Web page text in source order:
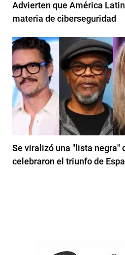
Advierten que América
materia de ciberseguridad
Se viralizó una "lista negra"
celebraron el triunfo de